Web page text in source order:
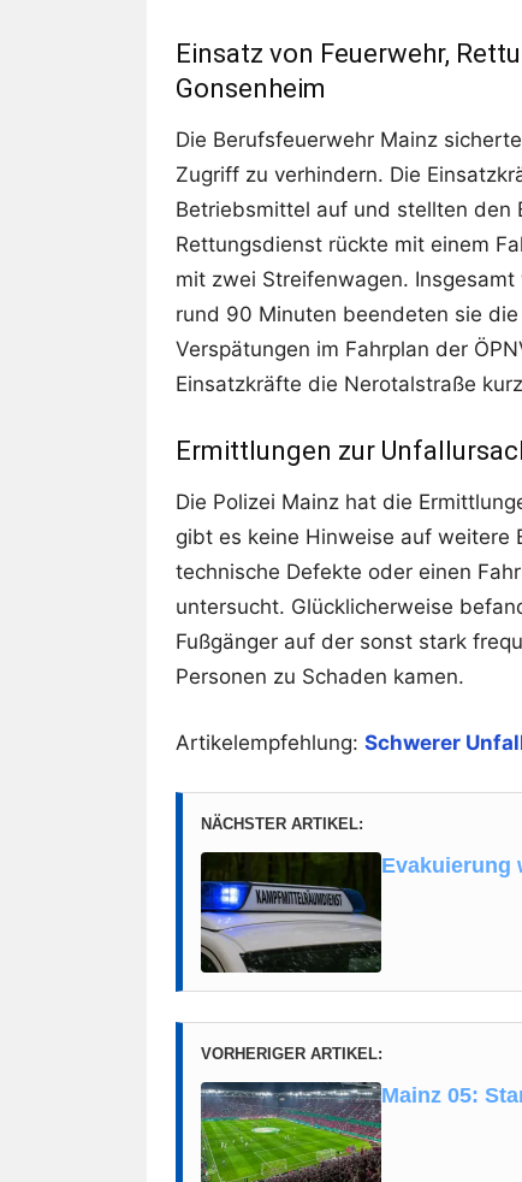
Einsatz von Feuerwehr,
Gonsenheim
Die Berufsfeuerwehr Mainz
Zugriff zu verhindern. Die
Betriebsmittel auf und stellten den
Rettungsdienst rückte mit einem
mit zwei Streifenwagen.
rund 90 Minuten beendeten sie
Verspätungen im Fahrplan der
Einsatzkräfte die Nerotalstraße
Ermittlungen zur
Die Polizei Mainz hat die
gibt es keine Hinweise auf weitere
technische Defekte oder einen
untersucht. Glücklicherweise
Fußgänger auf der sonst stark
Personen zu Schaden kamen.
Artikelempfehlung: Schwerer
NÄCHSTER ARTIKEL:
Evakuierung
VORHERIGER ARTIKEL:
Mainz 05: